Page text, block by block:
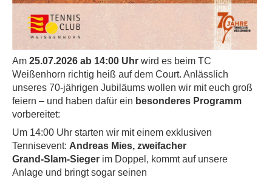
Am 25.07.2026 ab 14:00 Uhr wird es beim TC
Weißenhorn richtig heiß auf dem Court. Anlässlich
unseres 70‑jährigen Jubiläums wollen wir mit euch groß
feiern – und haben dafür ein besonderes Programm
vorbereitet:
Um 14:00 Uhr starten wir mit einem exklusiven
Tennisevent: Andreas Mies, zweifacher
Grand‑Slam‑Sieger im Doppel, kommt auf unsere
Anlage und bringt sogar seinen